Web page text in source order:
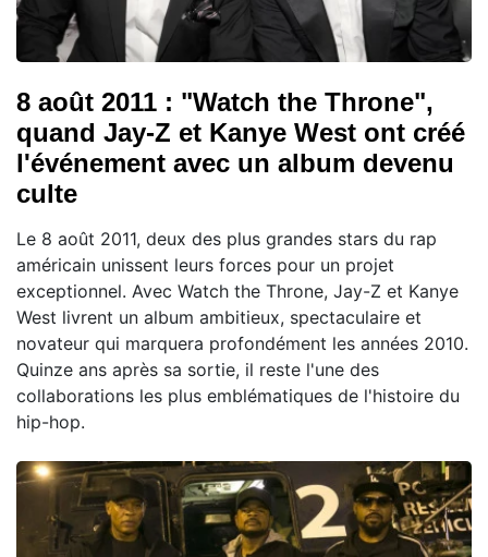
8 août 2011 : "Watch the Throne",
quand Jay-Z et Kanye West ont créé
l'événement avec un album devenu
culte
Le 8 août 2011, deux des plus grandes stars du rap
américain unissent leurs forces pour un projet
exceptionnel. Avec Watch the Throne, Jay-Z et Kanye
West livrent un album ambitieux, spectaculaire et
novateur qui marquera profondément les années 2010.
Quinze ans après sa sortie, il reste l'une des
collaborations les plus emblématiques de l'histoire du
hip-hop.